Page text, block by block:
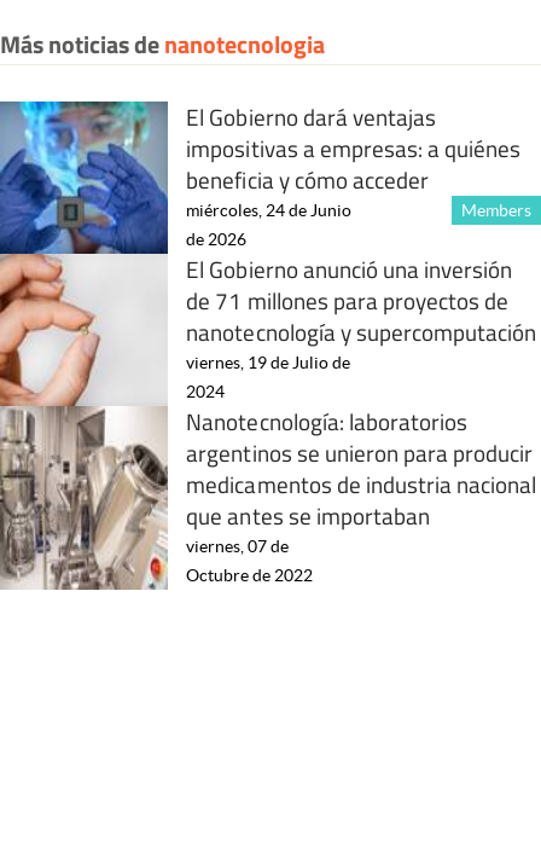
Más noticias denanotecnologia
El Gobierno dará ventajas
impositivas a empresas: a quiénes
beneficia y cómo acceder
Members
miércoles, 24 de Junio
de 2026
El Gobierno anunció una inversión
de 71 millones para proyectos de
nanotecnología y supercomputación
viernes, 19 de Julio de
2024
Nanotecnología: laboratorios
argentinos se unieron para producir
medicamentos de industria nacional
que antes se importaban
viernes, 07 de
Octubre de 2022